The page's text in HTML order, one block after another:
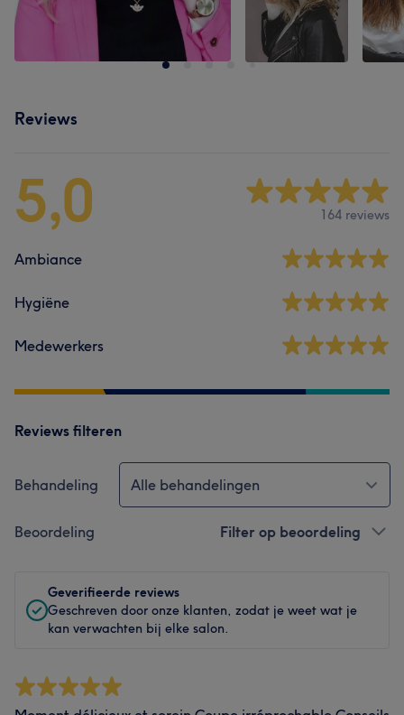
Reviews
5,0 164 reviews
Ambiance
Hygiëne
Medewerkers
Reviews filteren
Behandeling Alle behandelingen
Beoordeling Filter op beoordeling
Geverifieerde reviews
Geschreven door onze klanten, zodat je weet wat je
kan verwachten bij elke salon.